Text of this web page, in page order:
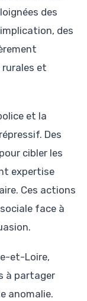
des
des
rurales et
et la
Des
cibler les
expertise
Ces actions
face à
et-Loire,
à partager
anomalie.